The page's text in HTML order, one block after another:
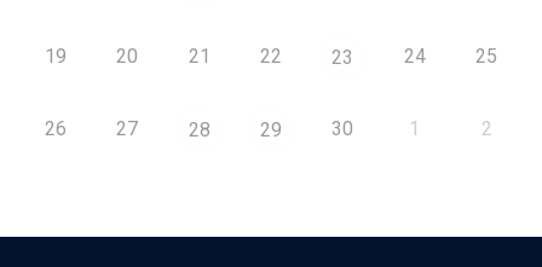
19 20 21 22 23 24 25
26 27 28 29 30 1 2